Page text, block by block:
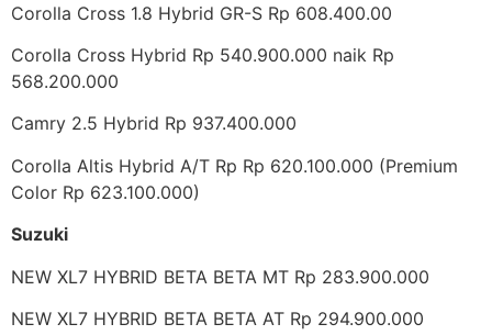
Corolla Cross 1.8 Hybrid GR-S Rp 608.400.00
Corolla Cross Hybrid Rp 540.900.000 naik Rp
568.200.000
Camry 2.5 Hybrid Rp 937.400.000
Corolla Altis Hybrid A/T Rp Rp 620.100.000 (Premium
Color Rp 623.100.000)
Suzuki
NEW XL7 HYBRID BETA BETA MT Rp 283.900.000
NEW XL7 HYBRID BETA BETA AT Rp 294.900.000